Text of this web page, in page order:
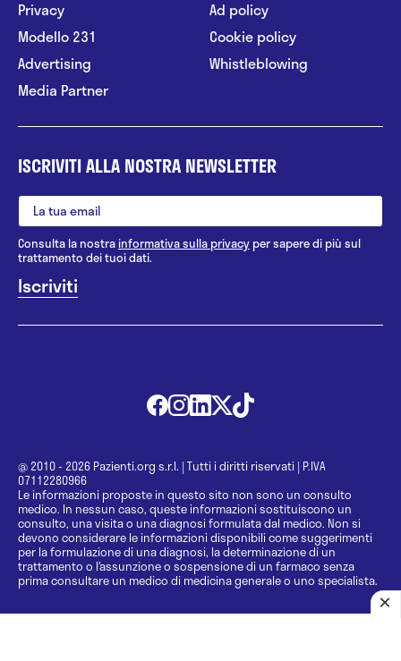
Privacy
Modello 231
Advertising
Media Partner
Ad policy
Cookie policy
Whistleblowing
ISCRIVITI ALLA NOSTRA NEWSLETTER
Consulta la nostrainformativa sulla privacy per sapere di più sul
trattamento dei tuoi dati.
@ 2010 - 2026 Pazienti.org s.r.l. | Tutti i diritti riservati | P.IVA
07112280966
Le informazioni proposte in questo sito non sono un consulto
medico. In nessun caso, queste informazioni sostituiscono un
consulto, una visita o una diagnosi formulata dal medico. Non si
devono considerare le informazioni disponibili come suggerimenti
per la formulazione di una diagnosi, la determinazione di un
trattamento o l’assunzione o sospensione di un farmaco senza
prima consultare un medico di medicina generale o uno specialista.